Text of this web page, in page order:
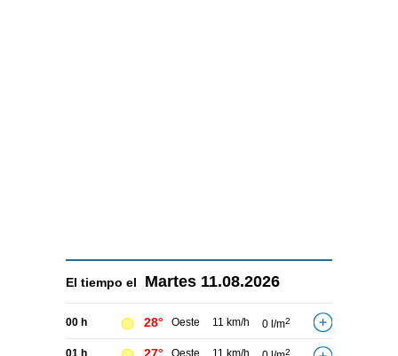
El tiempo el Martes 11.08.2026
00 h 28° Oeste 11 km/h 0 l/m2
2